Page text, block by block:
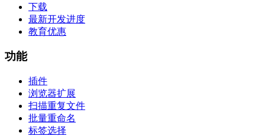
下载
最新开发进度
教育优惠
功能
插件
浏览器扩展
扫描重复文件
批量重命名
标签选择